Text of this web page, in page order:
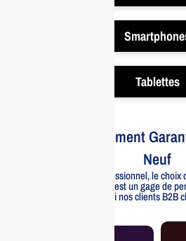
Tablettes
Votre Investissement
Neuf
Pour un usage professionnel, le
officiellement distribué est un gage de
Voici pourquoi nos clients B2B